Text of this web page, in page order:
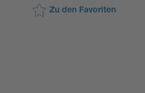
Zu den Favoriten